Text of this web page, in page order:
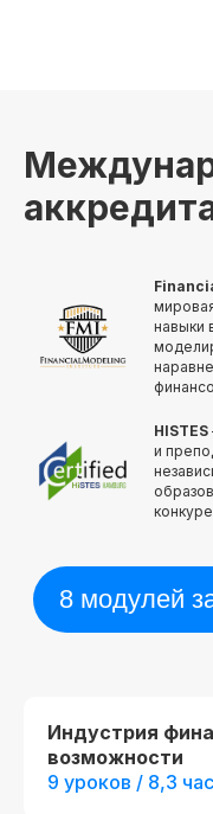
навыки
HISTES
и
Индустрия
возможности
9 уроков / 8,3